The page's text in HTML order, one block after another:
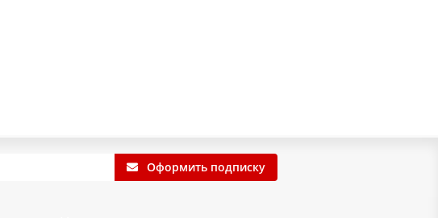
Оформить подписку